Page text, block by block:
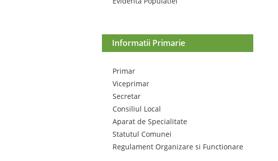
Informatii Primarie
Primar
Viceprimar
Secretar
Consiliul Local
Aparat de Specialitate
Statutul Comunei
Regulament Organizare si Functionare